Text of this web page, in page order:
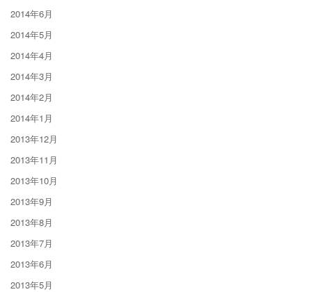
2014年6月
2014年5月
2014年4月
2014年3月
2014年2月
2014年1月
2013年12月
2013年11月
2013年10月
2013年9月
2013年8月
2013年7月
2013年6月
2013年5月